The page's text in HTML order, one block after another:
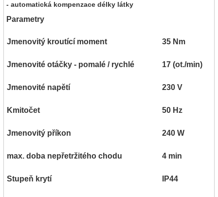
- automatická kompenzace délky látky
Parametry
Jmenovitý kroutící moment 35 Nm
Jmenovité otáčky - pomalé / rychlé 17 (ot./min)
Jmenovité napětí 230 V
Kmitočet 50 Hz
Jmenovitý příkon 240 W
max. doba nepřetržitého chodu 4 min
Stupeň krytí IP44